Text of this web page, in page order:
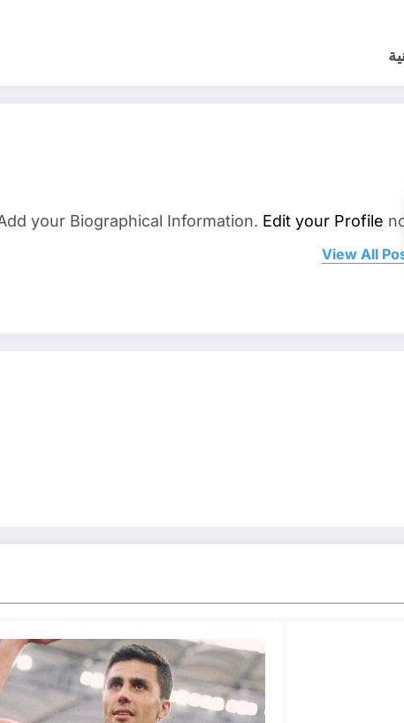
your Biographical Information. Edit your Profile
View All